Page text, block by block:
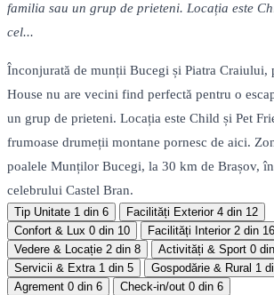
familia sau un grup de prieteni. Locația este
cel...
Înconjurată de munții Bucegi și Piatra Craiului,
House nu are vecini find perfectă pentru o
un grup de prieteni. Locația este Child și Pet
frumoase drumeții montane pornesc de aici.
poalele Munților Bucegi, la 30 km de Brașov,
celebrului Castel Bran.
Tip Unitate 1 din 6 Facilități Exterior 4 din 12
Confort & Lux 0 din 10 Facilități Interior 2 din 16
Vedere & Locație 2 din 8 Activități & Sport 0
Servicii & Extra 1 din 5 Gospodărie & Rural 1
Agrement 0 din 6 Check-in/out 0 din 6